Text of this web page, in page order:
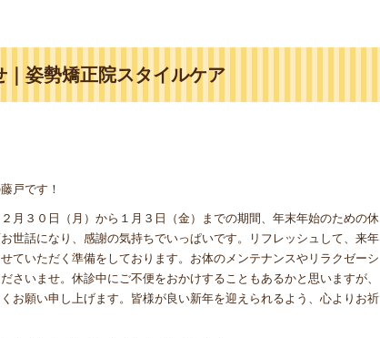
姿勢矯正院スタイルケア
戸です！
月３０日（月）から１月３日（金）までの期間、年末年始のための休
世話になり、感謝の気持ちでいっぱいです。リフレッシュして、来年
ていただく準備をしております。お体のメンテナンスやリラクゼーシ
さいませ。休診中にご不便をおかけすることもあるかと思いますが、
お願い申し上げます。皆様が良い新年を迎えられるよう、心よりお祈